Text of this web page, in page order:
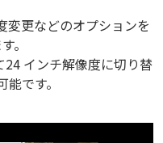
変更などのオプションを
。
インチ解像度に切り替
です。